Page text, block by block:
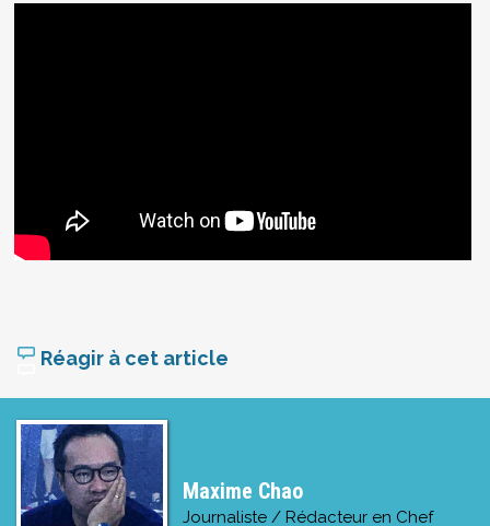
Réagir à cet article
Maxime Chao
Journaliste / Rédacteur en Chef